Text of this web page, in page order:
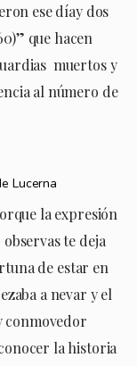
ese díay dos
que hacen
muertos y
al número de
la expresión
te deja
de estar en
a nevar y el
conmovedor
la historia